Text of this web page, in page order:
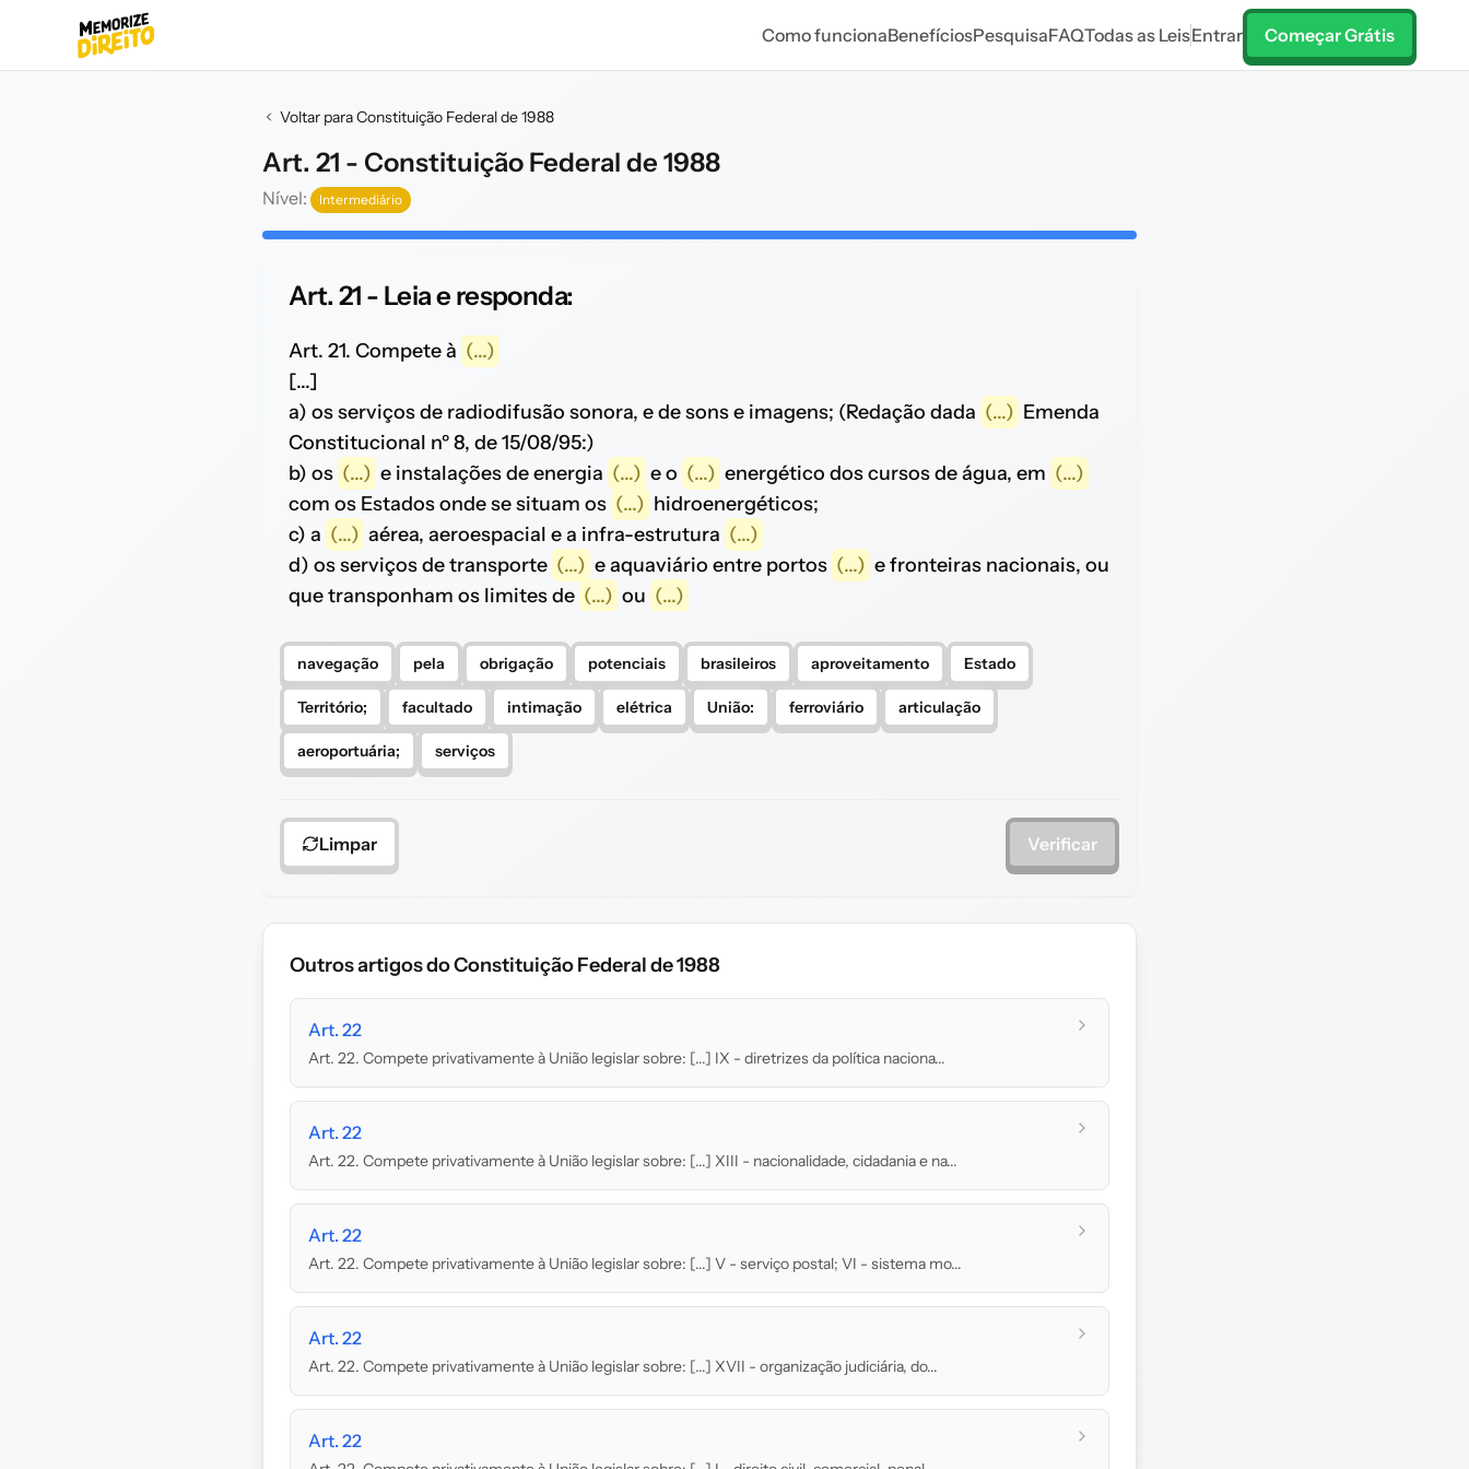
Como funcionaBenefíciosPesquisaFAQTodas as LeisEntrar Começar Grátis
Voltar para Constituição Federal de 1988
Art. 21 - Constituição Federal de 1988
Nível: Intermediário
Art. 21 - Leia e responda:
Art. 21. Compete à (...)
[...]
a) os serviços de radiodifusão sonora, e de sons e imagens; (Redação dada (...) Emenda
Constitucional nº 8, de 15/08/95:)
b) os (...) e instalações de energia (...) e o (...) energético dos cursos de água, em (...)
com os Estados onde se situam os (...) hidroenergéticos;
c) a (...) aérea, aeroespacial e a infra-estrutura (...)
d) os serviços de transporte (...) e aquaviário entre portos (...) e fronteiras nacionais, ou
que transponham os limites de (...) ou (...)
navegação pela obrigação potenciais brasileiros aproveitamento Estado
Território; facultado intimação elétrica União: ferroviário articulação
aeroportuária; serviços
Limpar Verificar
Outros artigos do Constituição Federal de 1988
Art. 22
Art. 22. Compete privativamente à União legislar sobre: [...] IX - diretrizes da política naciona...
Art. 22
Art. 22. Compete privativamente à União legislar sobre: [...] XIII - nacionalidade, cidadania e na...
Art. 22
Art. 22. Compete privativamente à União legislar sobre: [...] V - serviço postal; VI - sistema mo...
Art. 22
Art. 22. Compete privativamente à União legislar sobre: [...] XVII - organização judiciária, do...
Art. 22